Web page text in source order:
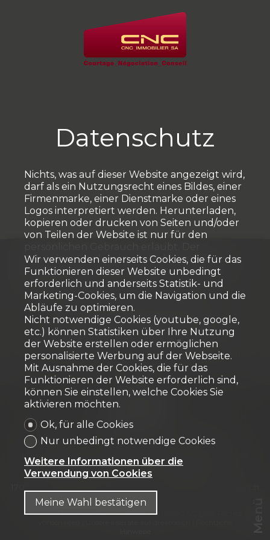
Datenschutz
Nichts, was auf dieser Website angezeigt wird,
darf als ein Nutzungsrecht eines Bildes, einer
Firmenmarke, einer Dienstmarke oder eines
Logos interpretiert werden. Herunterladen,
kopieren oder drucken von Seiten und/oder
von Teilen der Website ist nur für den
Schweizer Franken ist die Referenzwährung,
aber keine Preisangabe hat vertraglichen
Wert.
Datenschutz­bestimmungen
Startseite Neubauprojekte
Zu vermieten
Verkaufte Objekte
News / Blog
Kundenbewertung
Tipps und Downloads
CNC IMMOBILIER SA
Chemin du Verger 8
Software Immomig 2004-2026, IMMOMIG AG | Alle Rechte
Wir verwenden einerseits Cookies, die für das
Funktionieren dieser Website unbedingt
erforderlich und anderseits Statistik- und
Marketing-Cookies, um die Navigation und die
Abläufe zu optimieren.
Nicht notwendige Cookies (youtube, google,
etc.) können Statistiken über Ihre Nutzung
der Website erstellen oder ermöglichen
personalisierte Werbung auf der Webseite.
Mit Ausnahme der Cookies, die für das
Funktionieren der Website erforderlich sind,
können Sie einstellen, welche Cookies Sie
aktivieren möchten.
Ok, für alle Cookies
Nur unbedingt notwendige Cookies
Weitere Informationen über die
Verwendung von Cookies
Meine Wahl bestätigen